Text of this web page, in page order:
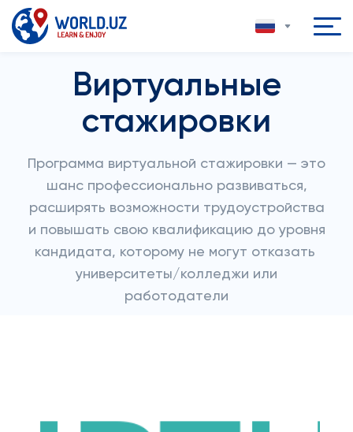
Виртуальные
стажировки
Программа виртуальной стажировки — это
шанс профессионально развиваться,
расширять возможности трудоустройства
и повышать свою квалификацию до уровня
кандидата, которому не могут отказать
университеты/колледжи или
работодатели